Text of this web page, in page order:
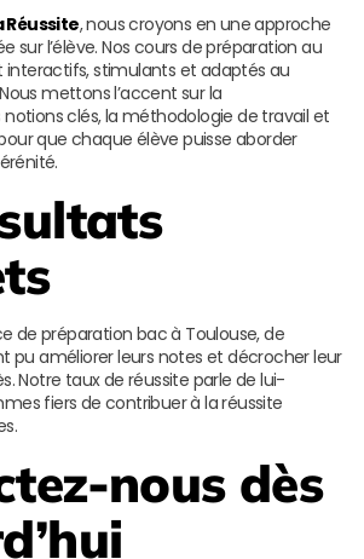
Réussite, nous croyons en une approche
sur l’élève. Nos cours de préparation au
interactifs, stimulants et adaptés au
mettons l’accent sur la
clés, la méthodologie de travail et
que chaque élève puisse aborder
de préparation bac à Toulouse, de
pu améliorer leurs notes et décrocher leur
Notre taux de réussite parle de lui-
fiers de contribuer à la réussite
nous dès